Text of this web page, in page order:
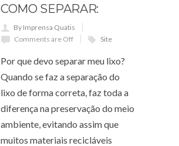
COMO SEPARAR:
By Imprensa Quatis
Comments are Off
Site
Por que devo separar meu lixo?
Quando se faz a separação do
lixo de forma correta, faz toda a
diferença na preservação do meio
ambiente, evitando assim que
muitos materiais recicláveis